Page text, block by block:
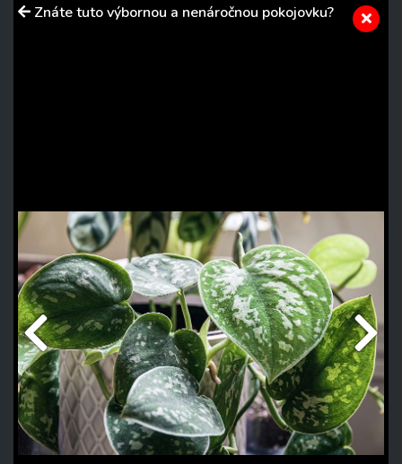
Znáte tuto výbornou a nenáročnou pokojovku?